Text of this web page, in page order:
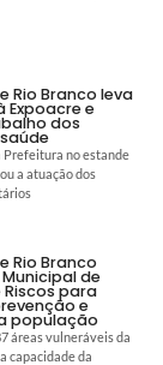
Rio Branco leva
Expoacre e
dos
Prefeitura no estande
a atuação dos
Rio Branco
de
Riscos para
e
população
áreas vulneráveis da
capacidade da